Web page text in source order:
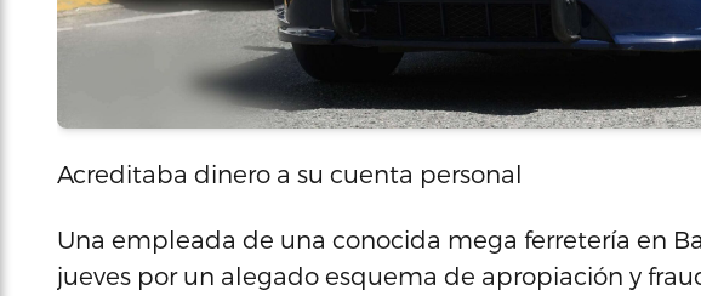
Acreditaba dinero a su cuenta personal
Una empleada de una conocida mega ferretería en
jueves por un alegado esquema de apropiación y